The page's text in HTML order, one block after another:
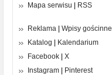
Mapa serwisu
RSS
Reklama
Wpisy gościnne
Katalog
Kalendarium
Facebook
X
Instagram
Pinterest